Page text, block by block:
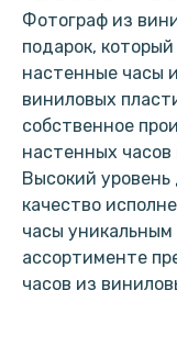
Фотограф из
подарок,
настенные часы
виниловых
собственное
настенных
Высокий
качество
часы
ассортименте
часов из